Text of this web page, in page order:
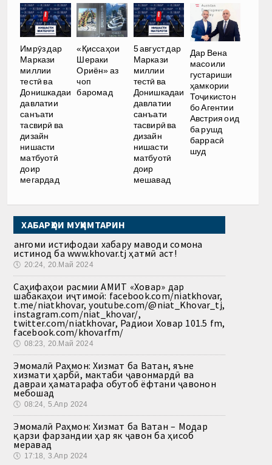
Имрӯз дар
Маркази
миллии
тестӣ ва
Донишкадаи
давлатии
санъати
тасвирӣ ва
дизайн
нишасти
матбуотӣ
доир
мегардад
«Қиссаҳои
Шераки
Ориён» аз
чоп
баромад
5 август дар
Маркази
миллии
тестӣ ва
Донишкадаи
давлатии
санъати
тасвирӣ ва
дизайн
нишасти
матбуотӣ
доир
мешавад
Дар Вена
масоили
густариши
ҳамкории
Тоҷикистон
бо Агентии
Австрия оид
ба рушд
баррасӣ
шуд
ХАБАРҲОИ МУҲИМТАРИН
Ҳангоми истифодаи хабару маводи сомона
истинод ба www.khovar.tj ҳатмӣ аст!
🕔 20:24, 20.Май 2024
Саҳифаҳои расмии АМИТ «Ховар» дар
шабакаҳои иҷтимоӣ: facebook.com/niatkhovar,
t.me/niatkhovar, youtube.com/@niat_Khovar_tj,
instagram.com/niat_khovar/,
twitter.com/niatkhovar, Радиои Ховар 101.5 fm,
facebook.com/khovarfm/
🕔 08:23, 20.Май 2024
Эмомалӣ Раҳмон: Хизмат ба Ватан, яъне
хизмати ҳарбӣ, мактаби ҷавонмардӣ ва
давраи ҳаматарафа обутоб ёфтани ҷавонон
мебошад
🕔 08:24, 5.Апр 2024
Эмомалӣ Раҳмон: Хизмат ба Ватан – Модар
қарзи фарзандии ҳар як ҷавон ба ҳисоб
меравад
🕔 17:18, 3.Апр 2024